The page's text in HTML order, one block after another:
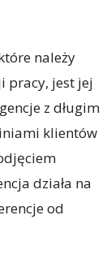
należy
pracy, jest jej
z długim
klientów
działa na
od